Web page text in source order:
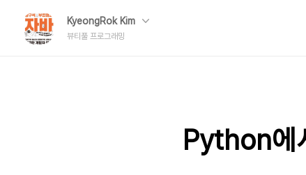
KyeongRok Kim
뷰티풀 프로그래밍
Python에